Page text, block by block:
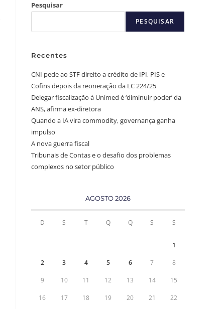
Pesquisar
PESQUISAR
Recentes
CNI pede ao STF direito a crédito de IPI, PIS e
Cofins depois da reoneração da LC 224/25
Delegar fiscalização à Unimed é ‘diminuir poder’ da
ANS, afirma ex-diretora
Quando a IA vira commodity, governança ganha
impulso
A nova guerra fiscal
Tribunais de Contas e o desafio dos problemas
complexos no setor público
AGOSTO 2026
D S T Q Q S S
1
2 3 4 5 6 7 8
9 10 11 12 13 14 15
16 17 18 19 20 21 22